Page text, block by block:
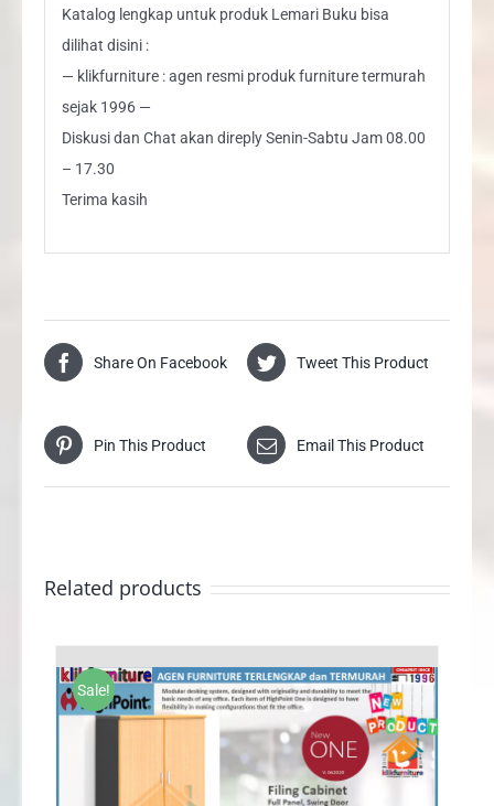
Katalog lengkap untuk produk Lemari Buku bisa
dilihat disini :
— klikfurniture : agen resmi produk furniture termurah
sejak 1996 —
Diskusi dan Chat akan direply Senin-Sabtu Jam 08.00
– 17.30
Terima kasih
Share On Facebook Tweet This Product
Pin This Product Email This Product
Related products
Sale!